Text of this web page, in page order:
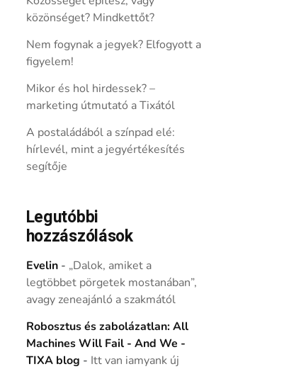
közönséget? Mindkettőt?
Nem fogynak a jegyek? Elfogyott a
figyelem!
Mikor és hol hirdessek? –
marketing útmutató a Tixától
A postaládából a színpad elé:
hírlevél, mint a jegyértékesítés
segítője
Legutóbbi
hozzászólások
Evelin- „Dalok, amiket a
legtöbbet pörgetek mostanában”,
avagy zeneajánló a szakmától
Robosztus és zabolázatlan: All
Machines Will Fail - And We -
TIXA blog - Itt van iamyank új